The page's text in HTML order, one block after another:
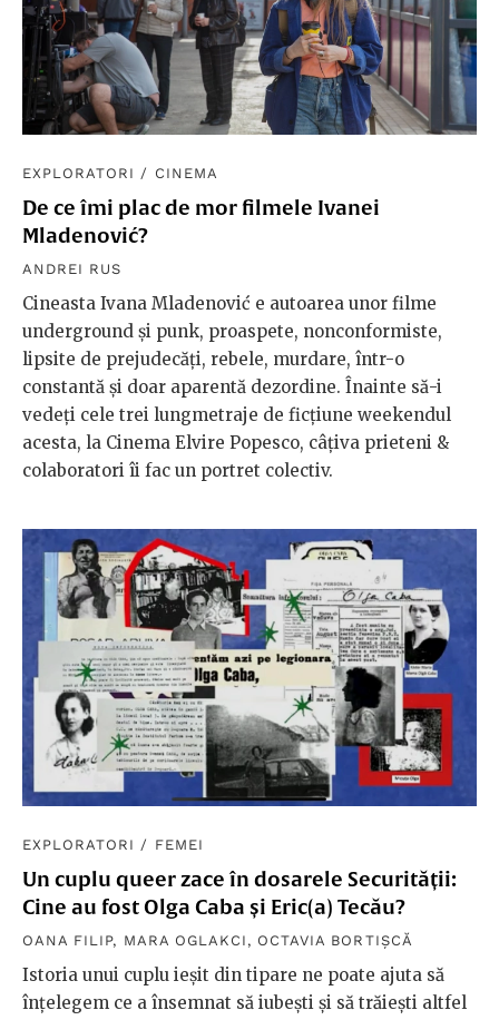
EXPLORATORI / CINEMA
De ce îmi plac de mor filmele Ivanei
Mladenović?
ANDREI RUS
Cineasta Ivana Mladenović e autoarea unor filme
underground și punk, proaspete, nonconformiste,
lipsite de prejudecăți, rebele, murdare, într-o
constantă și doar aparentă dezordine. Înainte să-i
vedeți cele trei lungmetraje de ficțiune weekendul
acesta, la Cinema Elvire Popesco, câțiva prieteni &
colaboratori îi fac un portret colectiv.
EXPLORATORI / FEMEI
Un cuplu queer zace în dosarele Securității:
Cine au fost Olga Caba și Eric(a) Tecău?
OANA FILIP, MARA OGLAKCI , OCTAVIA BORTIȘCĂ
Istoria unui cuplu ieșit din tipare ne poate ajuta să
înțelegem ce a însemnat să iubești și să trăiești altfel